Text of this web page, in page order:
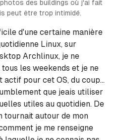
des buildings où j'ai fait
peut être trop intimidé.
d'une certaine manière
Linux, sur
Archlinux, je ne
les weekends et je ne
pour cet OS, du coup...
que jeais utiliser
utiles au quotidien. De
tournait autour de mon
je me renseigne